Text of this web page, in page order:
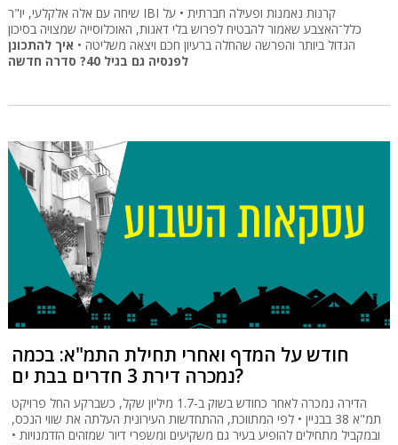
שיחה עם אלה אלקלעי, יו"ר IBI קרנות נאמנות ופעילה חברתית • על
כלל־האצבע שאמור להבטיח לפרוש בלי דאגות, האוכלוסייה שמצויה בסיכון
הגדול ביותר והפרשה שהחלה ברעיון חכם ויצאה משליטה • איך להתכונן
לפנסיה גם בגיל 40? סדרה חדשה
חודש על המדף ואחרי תחילת התמ"א: בכמה
נמכרה דירת 3 חדרים בבת ים?
הדירה נמכרה לאחר כחודש בשוק ב-1.7 מיליון שקל, כשברקע החל פרויקט
תמ"א 38 בבניין • לפי המתווכת, ההתחדשות העירונית העלתה את שווי הנכס,
ובמקביל מתחילים להופיע בעיר גם משקיעים ומשפרי דיור שמזהים הזדמנויות •